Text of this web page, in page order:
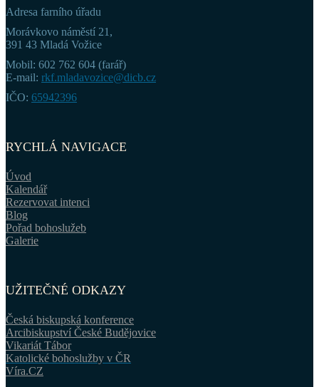
Adresa farního úřadu
Morávkovo náměstí 21,
391 43 Mladá Vožice
Mobil: 602 762 604 (farář)
E-mail: rkf.mladavozice@dicb.cz
IČO: 65942396
RYCHLÁ NAVIGACE
Úvod
Kalendář
Rezervovat intenci
Blog
Pořad bohoslužeb
Galerie
UŽITEČNÉ ODKAZY
Česká biskupská konference
Arcibiskupství České Budějovice
Vikariát Tábor
Katolické bohoslužby v ČR
Víra.CZ